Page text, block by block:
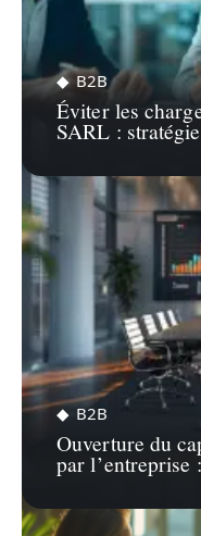
B2B
Éviter les
SARL :
B2B
Ouverture du
par l’entreprise